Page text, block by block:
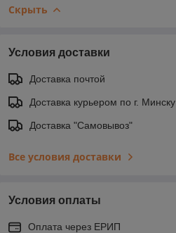
Скрыть
Условия доставки
Доставка почтой
Доставка курьером по г. Минску
Доставка "Самовывоз"
Все условия доставки
Условия оплаты
Оплата через ЕРИП